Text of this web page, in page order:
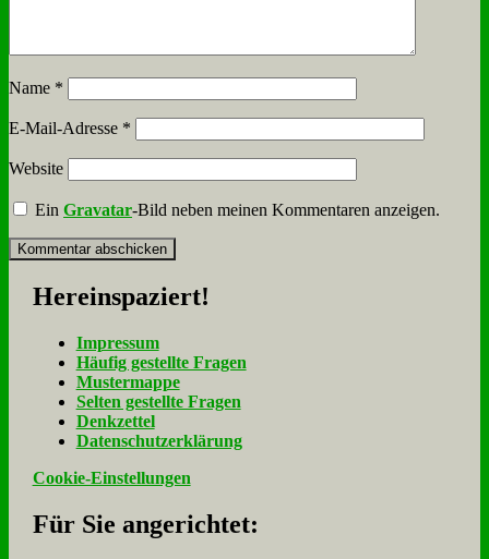
Name *
E-Mail-Adresse *
Website
EinGravatar-Bild neben meinen Kommentaren anzeigen.
Her­ein­spa­ziert!
Im­pres­sum
Häu­fig ge­stell­te Fra­gen
Mu­ster­map­pe
Sel­ten ge­stell­te Fra­gen
Denk­zet­tel
Da­ten­schutz­er­klä­rung
Cookie-Einstellungen
Für Sie an­ge­rich­tet: